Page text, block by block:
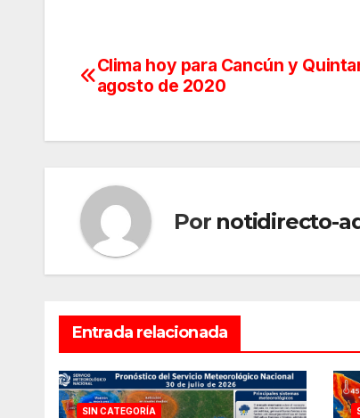
Navegación
entradas
Clima hoy para Cancún y
agosto de 2020
Por notidirecto-
Entrada relacionada
SIN CATEGORÍA